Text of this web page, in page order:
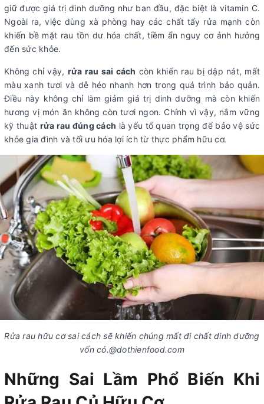
giữ được giá trị dinh dưỡng như ban đầu, đặc biệt là vitamin C.
Ngoài ra, việc dùng xà phòng hay các chất tẩy rửa mạnh còn
khiến bề mặt rau tồn dư hóa chất, tiềm ẩn nguy cơ ảnh hưởng
đến sức khỏe.
Không chỉ vậy, rửa rau sai cách còn khiến rau bị dập nát, mất
màu xanh tươi và dễ héo nhanh hơn trong quá trình bảo quản.
Điều này không chỉ làm giảm giá trị dinh dưỡng mà còn khiến
hương vị món ăn không còn tươi ngon. Chính vì vậy, nắm vững
kỹ thuật rửa rau đúng cách là yếu tố quan trọng để bảo vệ sức
khỏe gia đình và tối ưu hóa lợi ích từ thực phẩm hữu cơ.
Rửa rau hữu cơ sai cách sẽ khiến chúng mất đi chất dinh dưỡng
vốn có.@dothienfood.com
Những Sai Lầm Phổ Biến Khi